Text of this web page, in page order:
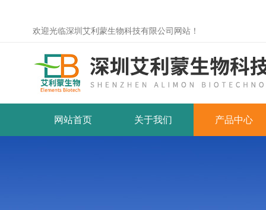
欢迎光临深圳艾利蒙生物科技有限公司网站！
网站首页 关于我们 产品中心